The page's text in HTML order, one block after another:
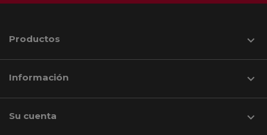
Productos 
Información 
Su cuenta 